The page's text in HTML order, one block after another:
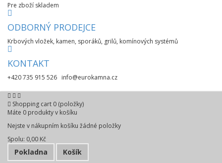
Pre zboží skladem
ODBORNÝ PRODEJCE
Krbových vložek, kamen, sporáků, grilů, komínových systémů
KONTAKT
+420 735 915 526 info@eurokamna.cz
Shopping cart 0 (položky)
Máte 0 produkty v košíku
Nejste v nákupním košíku žádné položky
Spolu: 0,00 Kč
Pokladna Košík